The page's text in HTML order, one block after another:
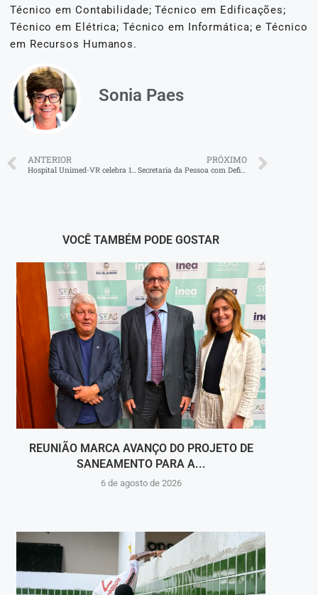
Técnico em Contabilidade; Técnico em Edificações;
Técnico em Elétrica; Técnico em Informática; e Técnico
em Recursos Humanos.
Sonia Paes
ANTERIOR
Hospital Unimed-VR celebra 15 anos com foco no futuro
PRÓXIMO
Secretaria da Pessoa com Deficiência de Volta Redonda promove passeio inclusivo no Zoo-VR
VOCÊ TAMBÉM PODE GOSTAR
REUNIÃO MARCA AVANÇO DO PROJETO DE
SANEAMENTO PARA A...
6 de agosto de 2026